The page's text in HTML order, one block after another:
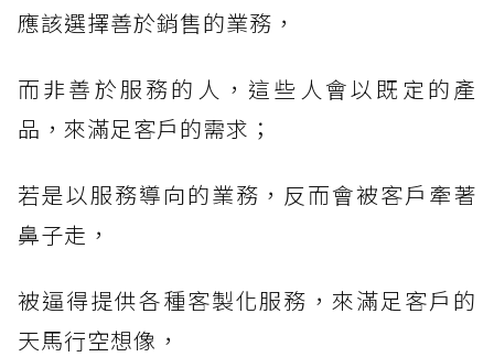
應該選擇善於銷售的業務，
而非善於服務的人，這些人會以既定的產
品，來滿足客戶的需求；
若是以服務導向的業務，反而會被客戶牽著
鼻子走，
被逼得提供各種客製化服務，來滿足客戶的
天馬行空想像，